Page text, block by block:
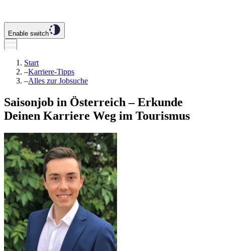
Enable switch
Start
–Karriere-Tipps
–Alles zur Jobsuche
Saisonjob in Österreich – Erkunde
Deinen Karriere Weg im Tourismus